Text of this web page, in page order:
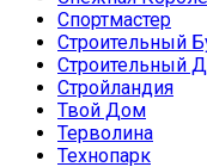
Спортмастер
Строительный
Строительный
Стройландия
Твой Дом
Терволина
Технопарк